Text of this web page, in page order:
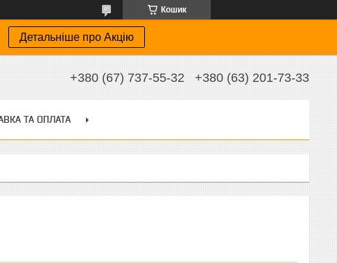
Кошик
Детальніше про Акцію
+380 (67) 737-55-32 +380 (63) 201-73-33
ТА ОПЛАТА